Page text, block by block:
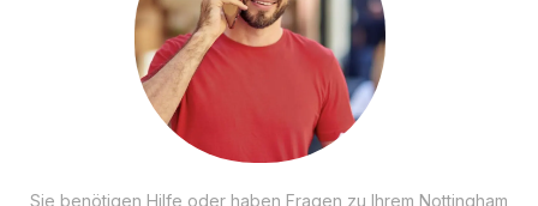
Sie benötigen Hilfe oder haben Fragen zu Ihrem Nottingham